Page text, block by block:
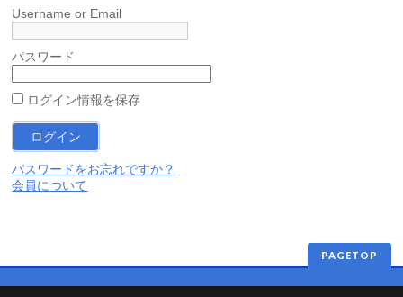
Username or Email
パスワード
ログイン情報を保存
パスワードをお忘れですか？
会員について
PAGETOP